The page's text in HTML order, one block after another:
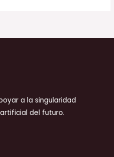
a la singularidad
del futuro.